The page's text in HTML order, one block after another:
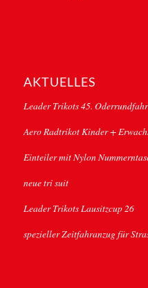
AKTUELLES
Leader Trikots 45.
Aero Radtrikot Kinder +
Einteiler mit Nylon
neue tri suit
Leader Trikots Lausitzcup 26
spezieller Zeitfahranzug für